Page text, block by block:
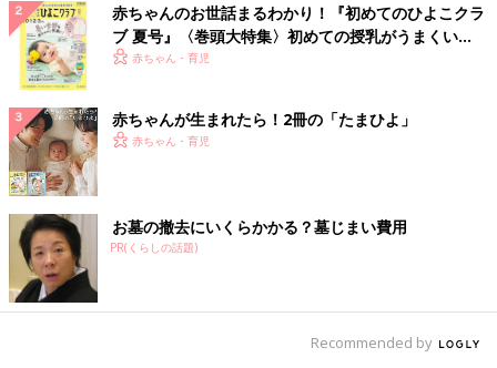
出典：Instagramアカウント「hanazawa_kumiko」
したHANAさん。ピンクの色味とミニーちゃんのイラストが目立
って良い雰囲気に。リンクコーデなのも素敵ですね。
安くてまとめ買いも！シンプル無地Tシャツ
赤ちゃんのお世話まるわかり！『初めてのひよこクラ
ブ 夏号』〈巻頭大特集〉初めての授乳がうまくい
く！ おっぱい・ミルクの基本と夏のトラブル 解決テ
赤ちゃん・育児
赤ちゃんが生まれたら！2冊の「たまひよ」
赤ちゃん・育児
お墓の撤去にいくらかかる？墓じまい費用
PR(くらしの話題)
Recommended by